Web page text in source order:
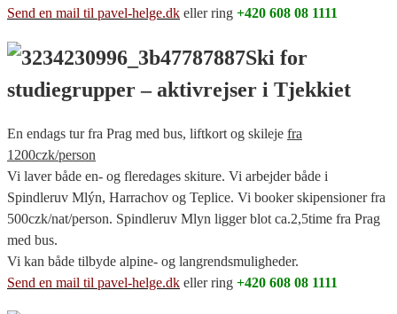
Send en mail til pavel-helge.dk eller ring +420 608 08 1111
Ski for
studiegrupper – aktivrejser i Tjekkiet
En endags tur fra Prag med bus, liftkort og skileje fra
1200czk/person
Vi laver både en- og fleredages skiture. Vi arbejder både i
Spindleruv Mlýn, Harrachov og Teplice. Vi booker skipensioner fra
500czk/nat/person. Spindleruv Mlyn ligger blot ca.2,5time fra Prag
med bus.
Vi kan både tilbyde alpine- og langrendsmuligheder.
Send en mail til pavel-helge.dk eller ring +420 608 08 1111